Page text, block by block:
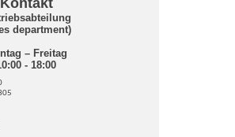
Kontakt
department)
– Freitag
- 18:00